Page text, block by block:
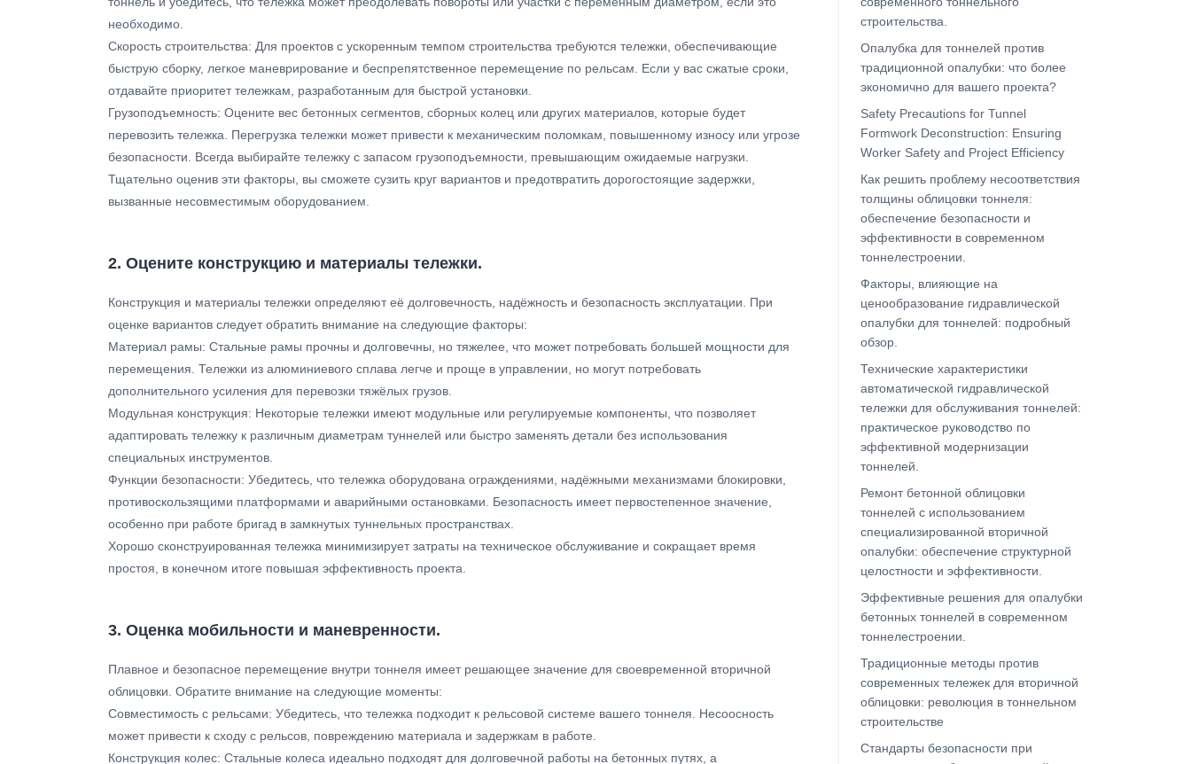
необходимо.
Скорость строительства: Для проектов с ускоренным темпом строительства требуются тележки, обеспечивающие
быструю сборку, легкое маневрирование и беспрепятственное перемещение по рельсам. Если у вас сжатые сроки,
отдавайте приоритет тележкам, разработанным для быстрой установки.
Грузоподъемность: Оцените вес бетонных сегментов, сборных колец или других материалов, которые будет
перевозить тележка. Перегрузка тележки может привести к механическим поломкам, повышенному износу или угрозе
безопасности. Всегда выбирайте тележку с запасом грузоподъемности, превышающим ожидаемые нагрузки.
Тщательно оценив эти факторы, вы сможете сузить круг вариантов и предотвратить дорогостоящие задержки,
вызванные несовместимым оборудованием.
2. Оцените конструкцию и материалы тележки.
Конструкция и материалы тележки определяют её долговечность, надёжность и безопасность эксплуатации. При
оценке вариантов следует обратить внимание на следующие факторы:
Материал рамы: Стальные рамы прочны и долговечны, но тяжелее, что может потребовать большей мощности для
перемещения. Тележки из алюминиевого сплава легче и проще в управлении, но могут потребовать
дополнительного усиления для перевозки тяжёлых грузов.
Модульная конструкция: Некоторые тележки имеют модульные или регулируемые компоненты, что позволяет
адаптировать тележку к различным диаметрам туннелей или быстро заменять детали без использования
специальных инструментов.
Функции безопасности: Убедитесь, что тележка оборудована ограждениями, надёжными механизмами блокировки,
противоскользящими платформами и аварийными остановками. Безопасность имеет первостепенное значение,
особенно при работе бригад в замкнутых туннельных пространствах.
Хорошо сконструированная тележка минимизирует затраты на техническое обслуживание и сокращает время
простоя, в конечном итоге повышая эффективность проекта.
3. Оценка мобильности и маневренности.
Плавное и безопасное перемещение внутри тоннеля имеет решающее значение для своевременной вторичной
облицовки. Обратите внимание на следующие моменты:
Совместимость с рельсами: Убедитесь, что тележка подходит к рельсовой системе вашего тоннеля. Несоосность
может привести к сходу с рельсов, повреждению материала и задержкам в работе.
Конструкция колес: Стальные колеса идеально подходят для долговечной работы на бетонных путях, а
строительства.
Опалубка для тоннелей против
традиционной опалубки: что более
экономично для вашего проекта?
Safety Precautions for Tunnel
Formwork Deconstruction: Ensuring
Worker Safety and Project Efficiency
Как решить проблему несоответствия
толщины облицовки тоннеля:
обеспечение безопасности и
эффективности в современном
тоннелестроении.
Факторы, влияющие на
ценообразование гидравлической
опалубки для тоннелей: подробный
обзор.
Технические характеристики
автоматической гидравлической
тележки для обслуживания тоннелей:
практическое руководство по
эффективной модернизации
тоннелей.
Ремонт бетонной облицовки
тоннелей с использованием
специализированной вторичной
опалубки: обеспечение структурной
целостности и эффективности.
Эффективные решения для опалубки
бетонных тоннелей в современном
тоннелестроении.
Традиционные методы против
современных тележек для вторичной
облицовки: революция в тоннельном
строительстве
Стандарты безопасности при